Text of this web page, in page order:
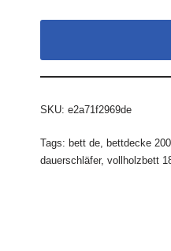
SKU: e2a71f2969de
Tags: bett de, bettdecke
dauerschläfer, vollholzbett